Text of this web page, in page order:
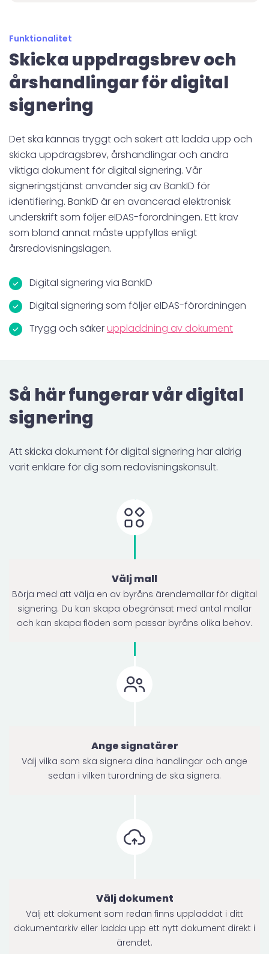
Funktionalitet
Skicka uppdragsbrev och
årshandlingar för digital
signering
Det ska kännas tryggt och säkert att ladda upp och
skicka uppdragsbrev, årshandlingar och andra
viktiga dokument för digital signering. Vår
signeringstjänst använder sig av BankID för
identifiering. BankID är en avancerad elektronisk
underskrift som följer eIDAS-förordningen. Ett krav
som bland annat måste uppfyllas enligt
årsredovisningslagen.
Digital signering via BankID
Digital signering som följer eIDAS-förordningen
Trygg och säkeruppladdning av dokument
Så här fungerar vår digital
signering
Att skicka dokument för digital signering har aldrig
varit enklare för dig som redovisningskonsult.
Välj mall
Börja med att välja en av byråns ärendemallar för digital
signering. Du kan skapa obegränsat med antal mallar
och kan skapa flöden som passar byråns olika behov.
Ange signatärer
Välj vilka som ska signera dina handlingar och ange
sedan i vilken turordning de ska signera.
Välj dokument
Välj ett dokument som redan finns uppladdat i ditt
dokumentarkiv eller ladda upp ett nytt dokument direkt i
ärendet.